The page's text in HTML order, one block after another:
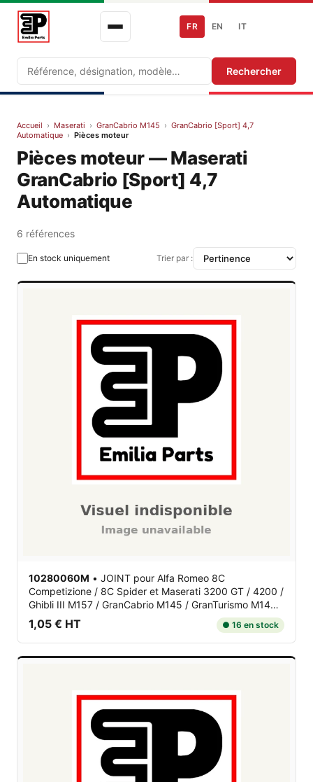
Recherche Rechercher
FR EN IT
Accueil › Maserati › GranCabrio M145 › GranCabrio [Sport] 4,7
Automatique › Pièces moteur
Pièces moteur — Maserati
GranCabrio [Sport] 4,7
Automatique
6 références
En stock uniquement Trier par :
10280060M • JOINT pour Alfa Romeo 8C
Competizione / 8C Spider et Maserati 3200 GT / 4200 /
Ghibli III M157 / GranCabrio M145 / GranTurismo M145 /
Levante / MC12 / ...
1,05 € HT ● 16 en stock